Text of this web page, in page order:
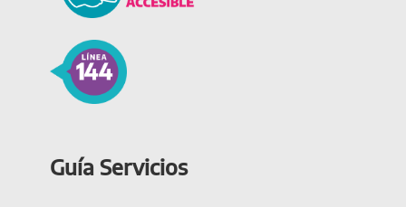
Guía Servicios